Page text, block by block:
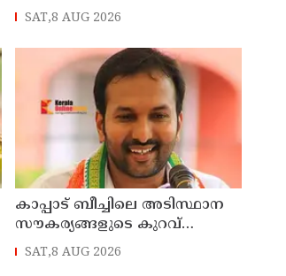
SAT,8 AUG 2026
കാപ്പാട് ബീച്ചിലെ അടിസ്ഥാന
സൗകര്യങ്ങളുടെ കുറവ്
പരിഹരിക്കും : മന്ത്രി പി.സി
SAT,8 AUG 2026